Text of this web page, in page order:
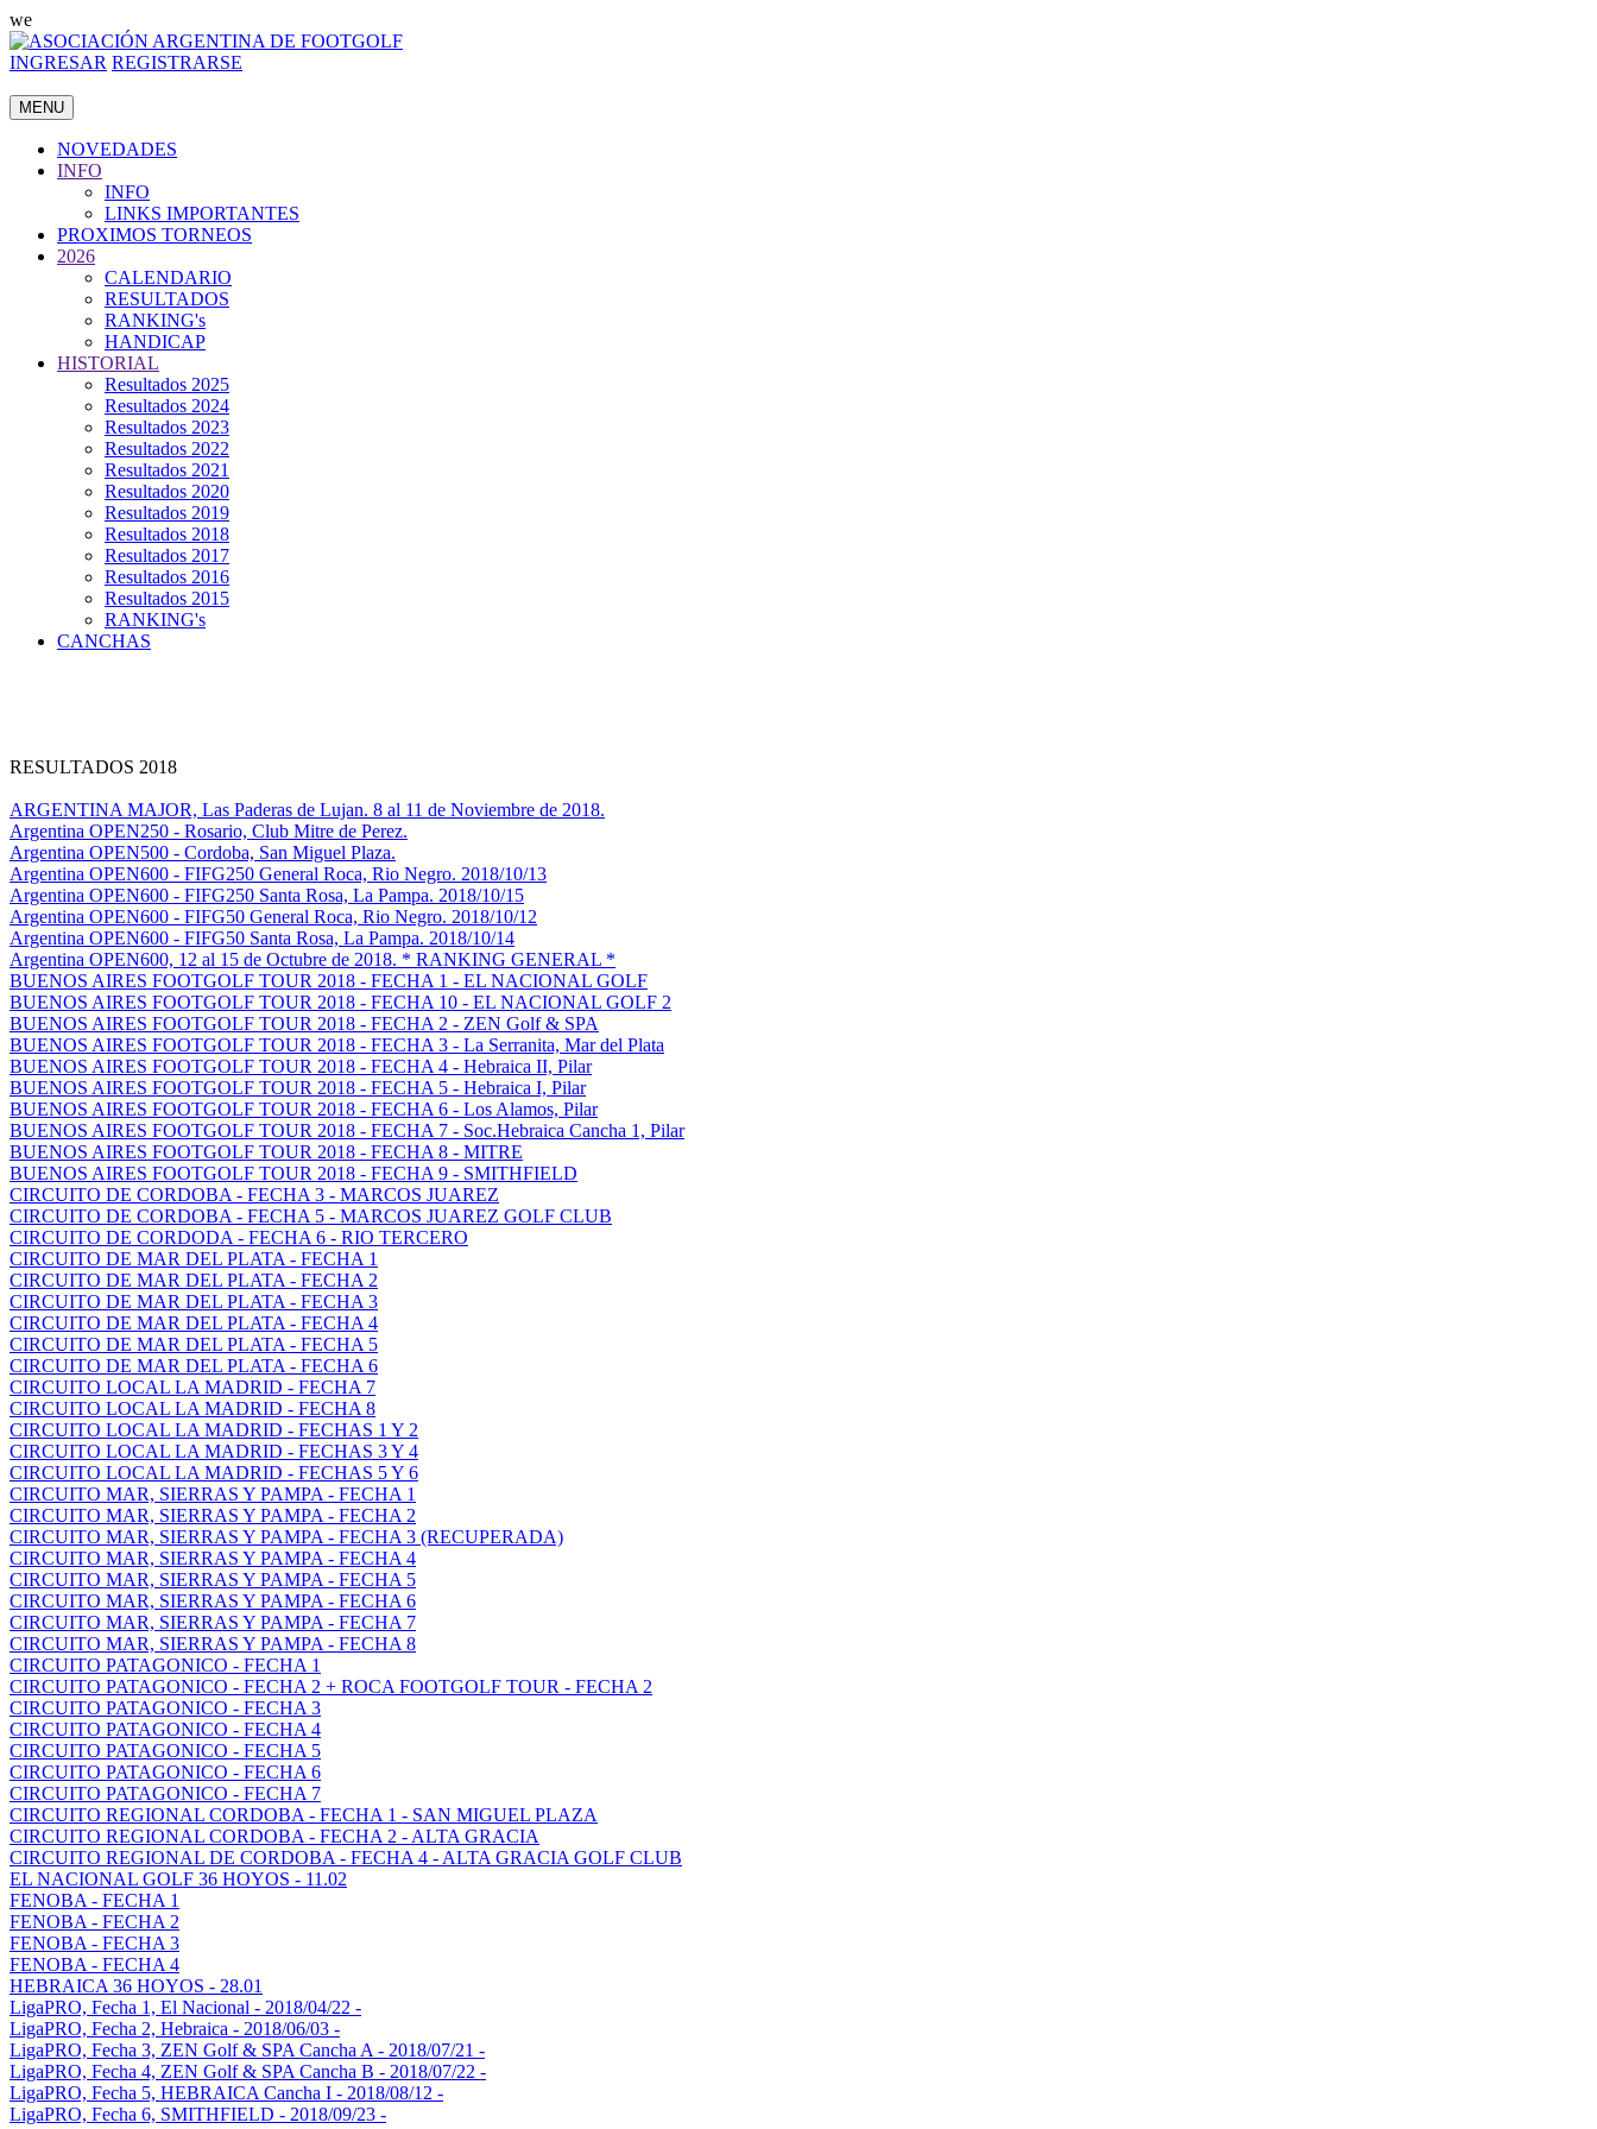
we
INGRESAR REGISTRARSE
MENU
NOVEDADES
INFO
INFO
LINKS IMPORTANTES
PROXIMOS TORNEOS
2026
CALENDARIO
RESULTADOS
RANKING's
HANDICAP
HISTORIAL
Resultados 2025
Resultados 2024
Resultados 2023
Resultados 2022
Resultados 2021
Resultados 2020
Resultados 2019
Resultados 2018
Resultados 2017
Resultados 2016
Resultados 2015
RANKING's
CANCHAS
RESULTADOS 2018
ARGENTINA MAJOR, Las Paderas de Lujan. 8 al 11 de Noviembre de 2018.
Argentina OPEN250 - Rosario, Club Mitre de Perez.
Argentina OPEN500 - Cordoba, San Miguel Plaza.
Argentina OPEN600 - FIFG250 General Roca, Rio Negro. 2018/10/13
Argentina OPEN600 - FIFG250 Santa Rosa, La Pampa. 2018/10/15
Argentina OPEN600 - FIFG50 General Roca, Rio Negro. 2018/10/12
Argentina OPEN600 - FIFG50 Santa Rosa, La Pampa. 2018/10/14
Argentina OPEN600, 12 al 15 de Octubre de 2018. * RANKING GENERAL *
BUENOS AIRES FOOTGOLF TOUR 2018 - FECHA 1 - EL NACIONAL GOLF
BUENOS AIRES FOOTGOLF TOUR 2018 - FECHA 10 - EL NACIONAL GOLF 2
BUENOS AIRES FOOTGOLF TOUR 2018 - FECHA 2 - ZEN Golf & SPA
BUENOS AIRES FOOTGOLF TOUR 2018 - FECHA 3 - La Serranita, Mar del Plata
BUENOS AIRES FOOTGOLF TOUR 2018 - FECHA 4 - Hebraica II, Pilar
BUENOS AIRES FOOTGOLF TOUR 2018 - FECHA 5 - Hebraica I, Pilar
BUENOS AIRES FOOTGOLF TOUR 2018 - FECHA 6 - Los Alamos, Pilar
BUENOS AIRES FOOTGOLF TOUR 2018 - FECHA 7 - Soc.Hebraica Cancha 1, Pilar
BUENOS AIRES FOOTGOLF TOUR 2018 - FECHA 8 - MITRE
BUENOS AIRES FOOTGOLF TOUR 2018 - FECHA 9 - SMITHFIELD
CIRCUITO DE CORDOBA - FECHA 3 - MARCOS JUAREZ
CIRCUITO DE CORDOBA - FECHA 5 - MARCOS JUAREZ GOLF CLUB
CIRCUITO DE CORDODA - FECHA 6 - RIO TERCERO
CIRCUITO DE MAR DEL PLATA - FECHA 1
CIRCUITO DE MAR DEL PLATA - FECHA 2
CIRCUITO DE MAR DEL PLATA - FECHA 3
CIRCUITO DE MAR DEL PLATA - FECHA 4
CIRCUITO DE MAR DEL PLATA - FECHA 5
CIRCUITO DE MAR DEL PLATA - FECHA 6
CIRCUITO LOCAL LA MADRID - FECHA 7
CIRCUITO LOCAL LA MADRID - FECHA 8
CIRCUITO LOCAL LA MADRID - FECHAS 1 Y 2
CIRCUITO LOCAL LA MADRID - FECHAS 3 Y 4
CIRCUITO LOCAL LA MADRID - FECHAS 5 Y 6
CIRCUITO MAR, SIERRAS Y PAMPA - FECHA 1
CIRCUITO MAR, SIERRAS Y PAMPA - FECHA 2
CIRCUITO MAR, SIERRAS Y PAMPA - FECHA 3 (RECUPERADA)
CIRCUITO MAR, SIERRAS Y PAMPA - FECHA 4
CIRCUITO MAR, SIERRAS Y PAMPA - FECHA 5
CIRCUITO MAR, SIERRAS Y PAMPA - FECHA 6
CIRCUITO MAR, SIERRAS Y PAMPA - FECHA 7
CIRCUITO MAR, SIERRAS Y PAMPA - FECHA 8
CIRCUITO PATAGONICO - FECHA 1
CIRCUITO PATAGONICO - FECHA 2 + ROCA FOOTGOLF TOUR - FECHA 2
CIRCUITO PATAGONICO - FECHA 3
CIRCUITO PATAGONICO - FECHA 4
CIRCUITO PATAGONICO - FECHA 5
CIRCUITO PATAGONICO - FECHA 6
CIRCUITO PATAGONICO - FECHA 7
CIRCUITO REGIONAL CORDOBA - FECHA 1 - SAN MIGUEL PLAZA
CIRCUITO REGIONAL CORDOBA - FECHA 2 - ALTA GRACIA
CIRCUITO REGIONAL DE CORDOBA - FECHA 4 - ALTA GRACIA GOLF CLUB
EL NACIONAL GOLF 36 HOYOS - 11.02
FENOBA - FECHA 1
FENOBA - FECHA 2
FENOBA - FECHA 3
FENOBA - FECHA 4
HEBRAICA 36 HOYOS - 28.01
LigaPRO, Fecha 1, El Nacional - 2018/04/22 -
LigaPRO, Fecha 2, Hebraica - 2018/06/03 -
LigaPRO, Fecha 3, ZEN Golf & SPA Cancha A - 2018/07/21 -
LigaPRO, Fecha 4, ZEN Golf & SPA Cancha B - 2018/07/22 -
LigaPRO, Fecha 5, HEBRAICA Cancha I - 2018/08/12 -
LigaPRO, Fecha 6, SMITHFIELD - 2018/09/23 -